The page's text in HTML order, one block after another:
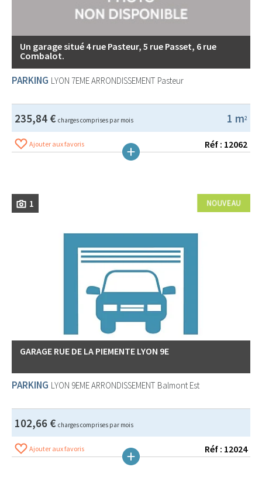
Un garage situé 4 rue Pasteur, 5 rue Passet, 6 rue
Combalot.
PARKING LYON 7EME ARRONDISSEMENT Pasteur
1 m2
235,84 € charges comprises par mois
Ajouter aux favoris Réf : 12062
1
GARAGE RUE DE LA PIEMENTE LYON 9E
PARKING LYON 9EME ARRONDISSEMENT Balmont Est
102,66 € charges comprises par mois
Ajouter aux favoris Réf : 12024